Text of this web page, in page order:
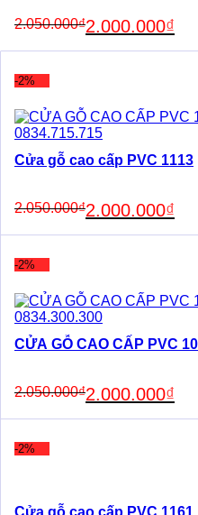
2.050.000₫
price
2.000.000₫
price
is:
-2%
Cửa gỗ cao cấp PVC 1113
2.050.000₫
price
2.000.000₫
price
is:
-2%
CỬA GỖ CAO CẤP PVC
2.050.000₫
price
2.000.000₫
price
is:
-2%
Cửa gỗ cao cấp PVC 1161